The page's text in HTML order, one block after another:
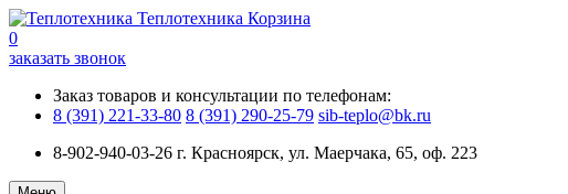
Теплотехника Корзина
0
заказать звонок
Заказ товаров и консультации по телефонам:
8 (391) 221-33-80 8 (391) 290-25-79 sib-teplo@bk.ru
8-902-940-03-26 г. Красноярск, ул. Маерчака, 65, оф. 223